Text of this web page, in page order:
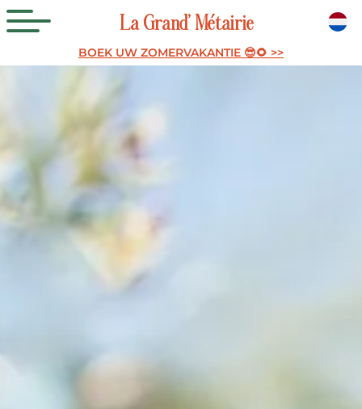
BOEK UW ZOMERVAKANTIE 😎🌻 >>
LaGrand’Métairie